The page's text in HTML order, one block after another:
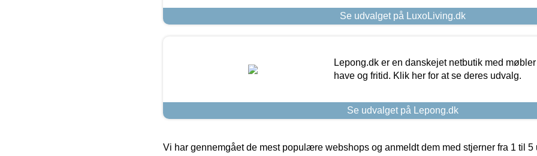
Se udvalget på LuxoLiving.dk
Lepong.dk er en danskejet netbutik med
have og fritid. Klik her for at se deres udvalg.
Se udvalget på Lepong.dk
Vi har gennemgået de mest populære webshops og anmeldt dem med stjerner fra 1 til 5